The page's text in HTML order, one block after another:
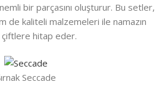
bir parçasını oluşturur. Bu setler,
de kaliteli malzemeleri ile namazın
hitap eder.
Seccade